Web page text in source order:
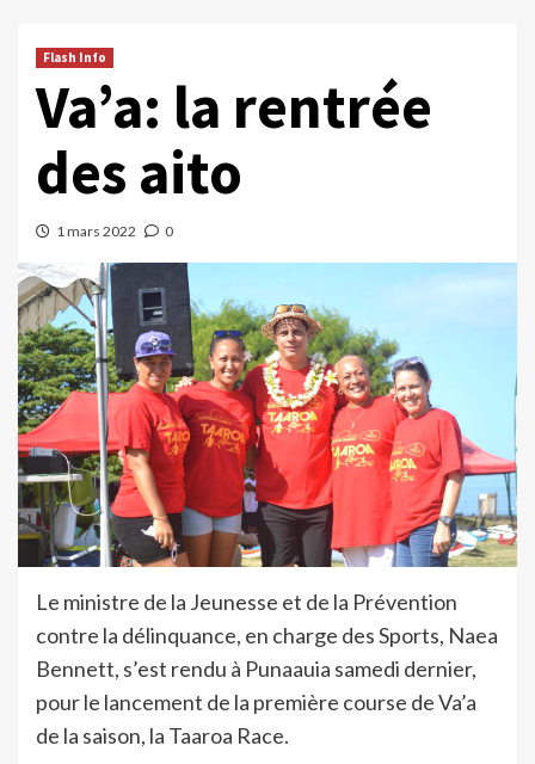
Flash Info
Va’a: la rentrée
des aito
1 mars 2022 0
Le ministre de la Jeunesse et de la Prévention
contre la délinquance, en charge des Sports, Naea
Bennett, s’est rendu à Punaauia samedi dernier,
pour le lancement de la première course de Va’a
de la saison, la Taaroa Race.